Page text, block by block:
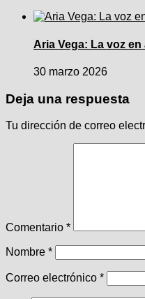
Aria Vega: La voz
30 marzo 2026
Deja una respuesta
Tu dirección de correo
Comentario *
Nombre *
Correo electrónico *